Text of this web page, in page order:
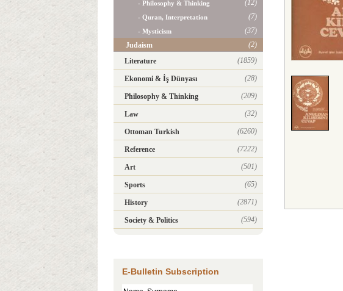
- Philosophy & Thinking (12)
- Quran, Interpretation (7)
- Mysticism
(37)
Judaism
(2)
Literature
(1859)
Ekonomi & İş Dünyası (28)
Philosophy & Thinking (209)
Law (32)
Ottoman Turkish (6260)
Reference (7222)
Art (501)
Sports (65)
History (2871)
Society & Politics (594)
E-Bulletin Subscription